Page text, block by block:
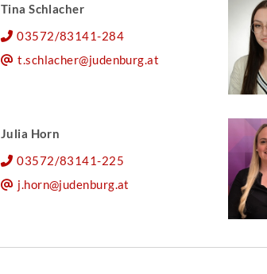
Tina Schlacher
03572/83141-284
t.schlacher@judenburg.at
Julia Horn
03572/83141-225
j.horn@judenburg.at